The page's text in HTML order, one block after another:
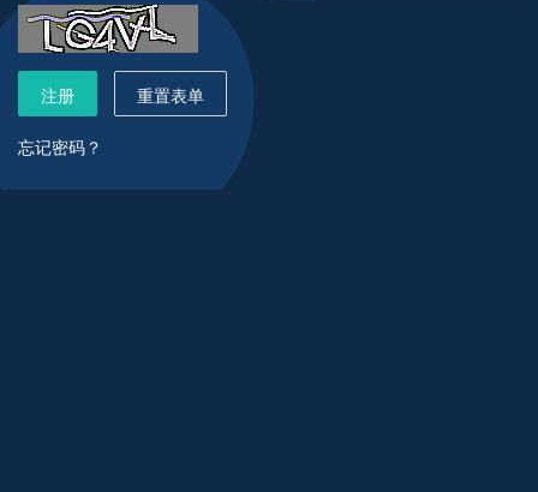
注册 重置表单
忘记密码？